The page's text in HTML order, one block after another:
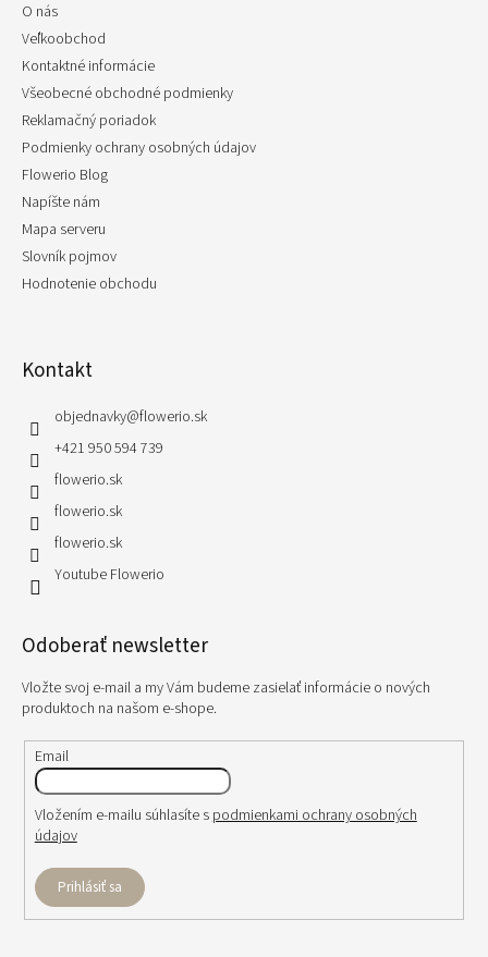
O nás
Veľkoobchod
Kontaktné informácie
Všeobecné obchodné podmienky
Reklamačný poriadok
Podmienky ochrany osobných údajov
Flowerio Blog
Napíšte nám
Mapa serveru
Slovník pojmov
Hodnotenie obchodu
Kontakt
objednavky@flowerio.sk
+421 950 594 739
flowerio.sk
flowerio.sk
flowerio.sk
Youtube Flowerio
Odoberať newsletter
Vložte svoj e-mail a my Vám budeme zasielať informácie o nových
produktoch na našom e-shope.
Email
Vložením e-mailu súhlasíte spodmienkami ochrany osobných
údajov
Prihlásiť sa